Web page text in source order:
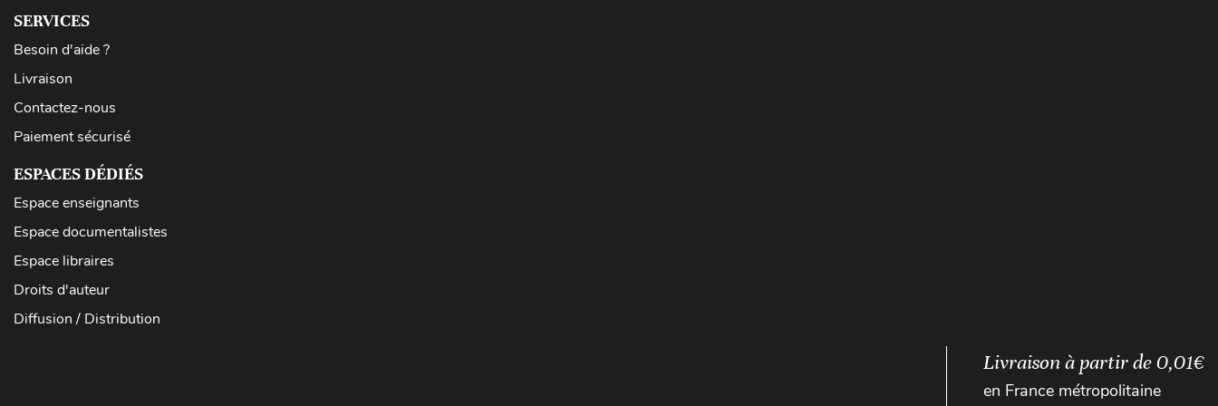
SERVICES
Besoin d'aide ?
Livraison
Contactez-nous
Paiement sécurisé
ESPACES DÉDIÉS
Espace enseignants
Espace documentalistes
Espace libraires
Droits d'auteur
Diffusion / Distribution
Livraison à partir de 0,01€
en France métropolitaine